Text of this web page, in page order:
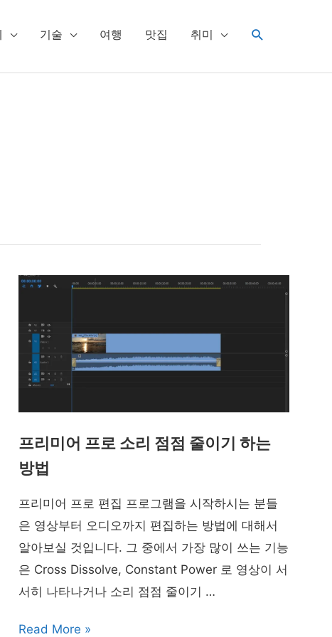
기술 여행 맛집 취미
검
프리미어 프로 소리 점점 줄이기 하는
방법
프리미어 프로 편집 프로그램을 시작하시는 분들
은 영상부터 오디오까지 편집하는 방법에 대해서
알아보실 것입니다. 그 중에서 가장 많이 쓰는 기능
은 Cross Dissolve, Constant Power 로 영상이 서
서히 나타나거나 소리 점점 줄이기 …
프
Read More »